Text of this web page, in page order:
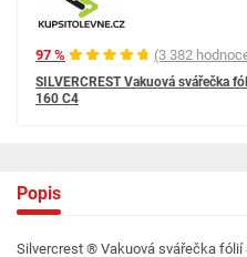
97 % (3 382
SILVERCREST Vakuová svářečka
160 C4
Popis
Silvercrest ® Vakuová svářečka fólií